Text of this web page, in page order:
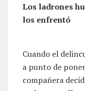
Los ladrones
los enfrentó
Cuando el
a punto de
compañera